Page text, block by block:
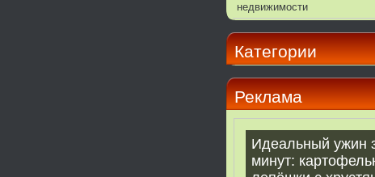
недвижимости
Категории
Реклама